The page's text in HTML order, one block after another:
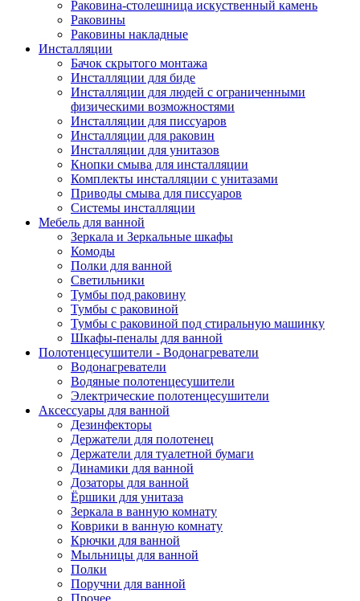
Раковина-столешница искуственный камень
Раковины
Раковины накладные
Инсталляции
Бачок скрытого монтажа
Инсталляции для биде
Инсталляции для людей с ограниченными
физическими возможностями
Инсталляции для писсуаров
Инсталляции для раковин
Инсталляции для унитазов
Кнопки смыва для инсталляции
Комплекты инсталляции с унитазами
Приводы смыва для писсуаров
Системы инсталляции
Мебель для ванной
Зеркала и Зеркальные шкафы
Комоды
Полки для ванной
Светильники
Тумбы под раковину
Тумбы с раковиной
Тумбы с раковиной под стиральную машинку
Шкафы-пеналы для ванной
Полотенцесушители - Водонагреватели
Водонагреватели
Водяные полотенцесушители
Электрические полотенцесушители
Аксессуары для ванной
Дезинфекторы
Держатели для полотенец
Держатели для туалетной бумаги
Динамики для ванной
Дозаторы для ванной
Ёршики для унитаза
Зеркала в ванную комнату
Коврики в ванную комнату
Крючки для ванной
Мыльницы для ванной
Полки
Поручни для ванной
Прочее